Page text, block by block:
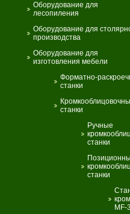
Оборудование для
лесопиления
Оборудование для
производства
Оборудование для
изготовления мебели
Форматно-
станки
станки
Ручные
станки
станки
MF-